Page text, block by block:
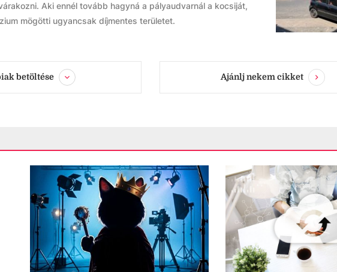
Aki ennél tovább hagyná a pályaudvarnál a kocsiját,
mögötti ugyancsak díjmentes területet.
betöltése Ajánlj nekem cikket